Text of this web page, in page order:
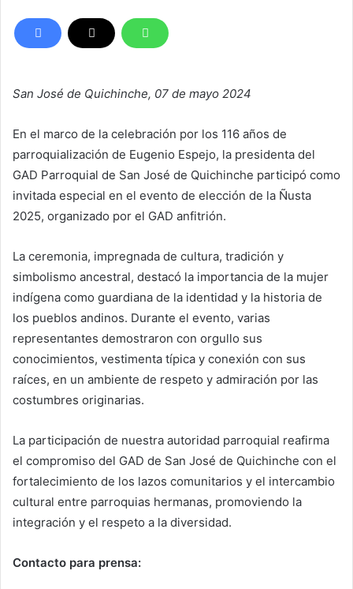
San José de Quichinche, 07 de mayo 2024
En el marco de la celebración por los 116 años de
parroquialización de Eugenio Espejo, la presidenta del
GAD Parroquial de San José de Quichinche participó como
invitada especial en el evento de elección de la Ñusta
2025, organizado por el GAD anfitrión.
La ceremonia, impregnada de cultura, tradición y
simbolismo ancestral, destacó la importancia de la mujer
indígena como guardiana de la identidad y la historia de
los pueblos andinos. Durante el evento, varias
representantes demostraron con orgullo sus
conocimientos, vestimenta típica y conexión con sus
raíces, en un ambiente de respeto y admiración por las
costumbres originarias.
La participación de nuestra autoridad parroquial reafirma
el compromiso del GAD de San José de Quichinche con el
fortalecimiento de los lazos comunitarios y el intercambio
cultural entre parroquias hermanas, promoviendo la
integración y el respeto a la diversidad.
Contacto para prensa: